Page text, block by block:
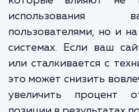
Скорость загрузки
общая
которые влияют
пользователями, но
системах. Если ваш